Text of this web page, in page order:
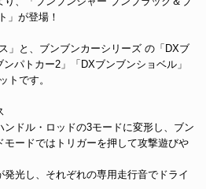
」が登場！
」と、ブンブンカーシリーズ の「DXブ
パトカー2」「DXブンブンショベル」
トです。
ドル・ロッドの3モードに変形し、ブン
モードではトリガーを押して攻撃遊びや
光し、それぞれの専用走行音でドライ